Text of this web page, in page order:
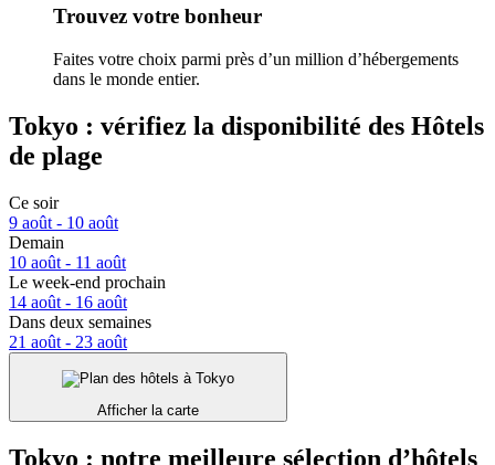
Trouvez votre bonheur
Faites votre choix parmi près d’un million d’hébergements
dans le monde entier.
Tokyo : vérifiez la disponibilité des Hôtels
de plage
Ce soir
9 août - 10 août
Demain
10 août - 11 août
Le week-end prochain
14 août - 16 août
Dans deux semaines
21 août - 23 août
Afficher la carte
Tokyo : notre meilleure sélection d’hôtels